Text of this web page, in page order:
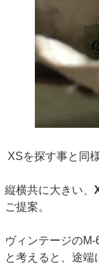
XSを探す事と同
縦横共に大きい、
ご提案。
ヴィンテージの
と考えると、途端